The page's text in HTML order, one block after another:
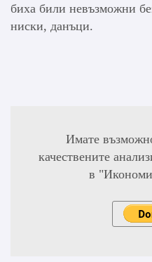
биха били невъзможни
ниски, данъци.
Имате
качествените
в